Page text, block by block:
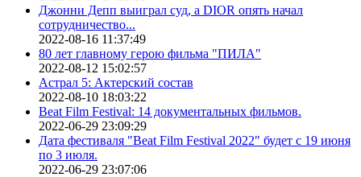
Джонни Депп выиграл суд, а DIOR опять начал
сотрудничество...
2022-08-16 11:37:49
80 лет главному герою фильма "ПИЛА"
2022-08-12 15:02:57
Астрал 5: Актерский состав
2022-08-10 18:03:22
Beat Film Festival: 14 документальных фильмов.
2022-06-29 23:09:29
Дата фестиваля "Beat Film Festival 2022" будет с 19 июня
по 3 июля.
2022-06-29 23:07:06